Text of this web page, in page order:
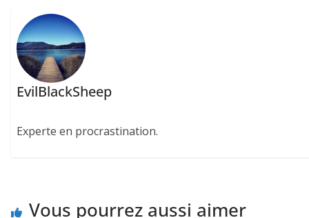
EvilBlackSheep
Experte en procrastination.
Vous pourrez aussi aimer